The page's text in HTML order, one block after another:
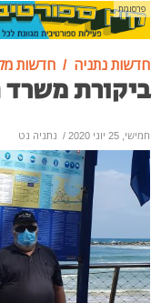
פרסומת
חדשות נתניה חדשות
ביקורת משרד
חמישי, 25 יוני 2020 / נתניה נט